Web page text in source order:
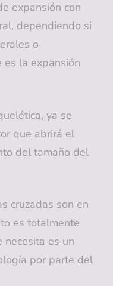
expansión con
dependiendo si
o
es la expansión
ya se
que abrirá el
del tamaño del
cruzadas son en
es totalmente
es un
por parte del